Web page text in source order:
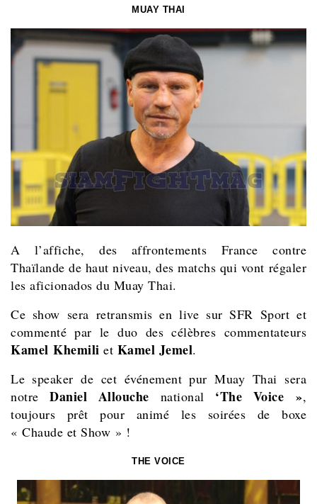
MUAY THAI
A l’affiche, des affrontements France contre
Thaïlande de haut niveau, des matchs qui vont régaler
les aficionados du Muay Thai.
Ce show sera retransmis en live sur SFR Sport et
commenté par le duo des célèbres commentateurs
Kamel Khemili et Kamel Jemel.
Le speaker de cet événement pur Muay Thai sera
notreDaniel Allouche national ‘The Voice »,
toujours prêt pour animé les soirées de boxe
« Chaude et Show » !
THE VOICE